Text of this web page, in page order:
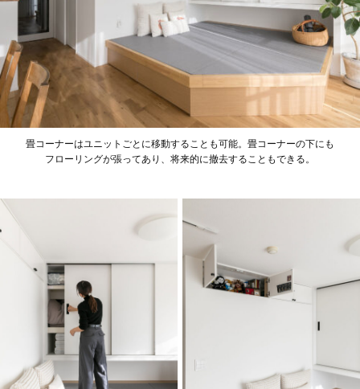
畳コーナーはユニットごとに移動することも可能。畳コーナーの下にも
フローリングが張ってあり、将来的に撤去することもできる。